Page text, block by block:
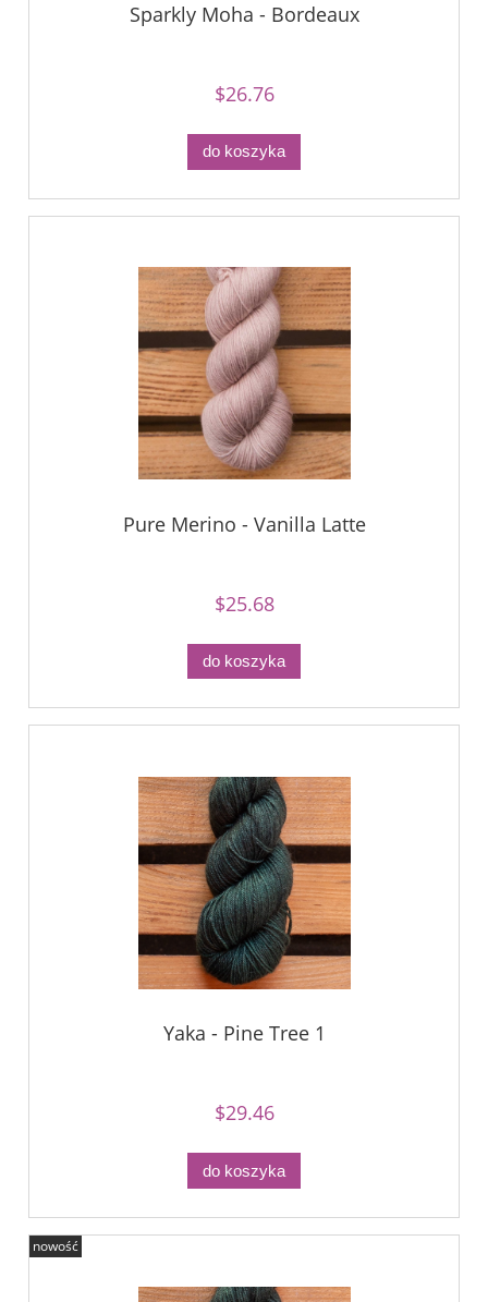
Sparkly Moha - Bordeaux
$26.76
do koszyka
Pure Merino - Vanilla Latte
$25.68
do koszyka
Yaka - Pine Tree 1
$29.46
do koszyka
nowość